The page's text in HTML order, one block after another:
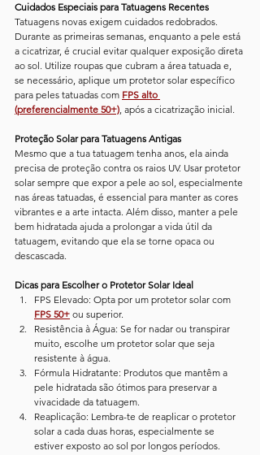
Cuidados Especiais para Tatuagens Recentes
Tatuagens novas exigem cuidados redobrados.
Durante as primeiras semanas, enquanto a pele está
a cicatrizar, é crucial evitar qualquer exposição direta
ao sol. Utilize roupas que cubram a área tatuada e,
se necessário, aplique um protetor solar específico
para peles tatuadas com FPS alto
(preferencialmente 50+), após a cicatrização inicial.
Proteção Solar para Tatuagens Antigas
Mesmo que a tua tatuagem tenha anos, ela ainda
precisa de proteção contra os raios UV. Usar protetor
solar sempre que expor a pele ao sol, especialmente
nas áreas tatuadas, é essencial para manter as cores
vibrantes e a arte intacta. Além disso, manter a pele
bem hidratada ajuda a prolongar a vida útil da
tatuagem, evitando que ela se torne opaca ou
descascada.
Dicas para Escolher o Protetor Solar Ideal
FPS Elevado: Opta por um protetor solar com
FPS 50+ ou superior.
Resistência à Água: Se for nadar ou transpirar
muito, escolhe um protetor solar que seja
resistente à água.
Fórmula Hidratante: Produtos que mantêm a
pele hidratada são ótimos para preservar a
vivacidade da tatuagem.
Reaplicação: Lembra-te de reaplicar o protetor
solar a cada duas horas, especialmente se
estiver exposto ao sol por longos períodos.